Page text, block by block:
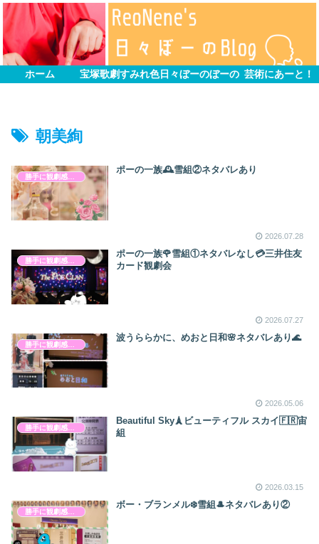
ホーム 宝塚歌劇すみれ色日々ぼーのぼーの 芸術にあーと！
朝美絢
ポーの一族🕰雪組②ネタバレあり
2026.07.28
ポーの一族🌹雪組①ネタバレなし💳三井住友
カード観劇会
2026.07.27
波うららかに、めおと日和🌸ネタバレあり🌊
2026.05.06
勝手に観劇感想文
Beautiful Sky🗼ビューティフル スカイ🇫🇷宙
組
2026.03.15
ボー・ブランメル❄️雪組🎩ネタバレあり②